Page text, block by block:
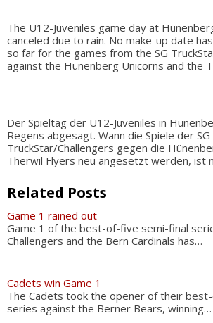
The U12-Juveniles game day at
canceled due to rain. No make-up date
so far for the games from the SG
against the Hünenberg Unicorns and the
Der Spieltag der U12-Juveniles in
Regens abgesagt. Wann die Spiele der SG
TruckStar/Challengers gegen die
Therwil Flyers neu angesetzt werden, ist
Related Posts
Game 1 rained out
Game 1 of the best-of-five semi-final
Challengers and the Bern Cardinals has…
Cadets win Game 1
The Cadets took the opener of their
series against the Berner Bears, winning…